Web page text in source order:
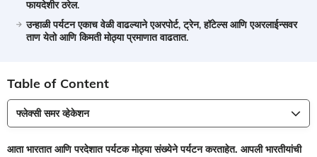
फायदेशीर ठरेल.
उन्हाळी पर्यटन एकाच वेळी वाढल्याने एअरपोर्ट, ट्रेन, हॉटेल्स आणि एअरलाईन्सवर
ताण येतो आणि किमती मोठ्या प्रमाणात वाढतात.
Table of Content
फ्लेक्सी समर व्हेकेशन
आता भारतात आणि परदेशात पर्यटक मोठ्या संख्येने पर्यटन करताहेत. आपली भारतीयांची